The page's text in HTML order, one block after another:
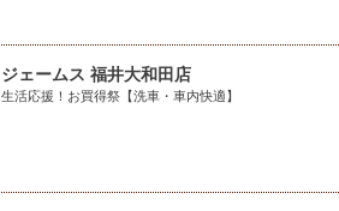
ジェームス 福井大和田店
生活応援！お買得祭【洗車・車内快適】